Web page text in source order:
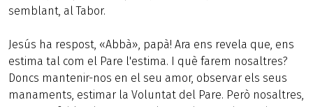
semblant, al Tabor.
Jesús ha respost, «Abbà», papà! Ara ens revela que, ens
estima tal com el Pare l'estima. I què farem nosaltres?
Doncs mantenir-nos en el seu amor, observar els seus
manaments, estimar la Voluntat del Pare. Però nosaltres,